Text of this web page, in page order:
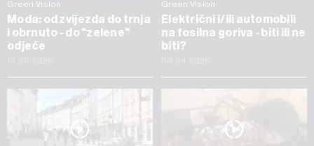
Green Vision
Moda: od zvijezda do trnja
i obrnuto - do "zelene"
odjeće
Green Vision
Električni i/ili automobili
na fosilna goriva - biti ili ne
biti?